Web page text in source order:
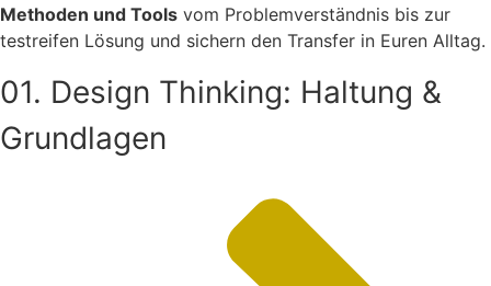
Methoden und Tools vom Problemverständnis bis zur
testreifen Lösung und sichern den Transfer in Euren Alltag.
01. Design Thinking: Haltung &
Grundlagen